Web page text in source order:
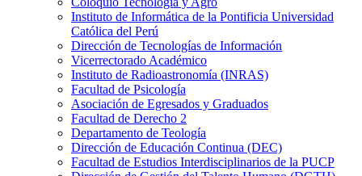
Instituto de Informática de la Pontificia Universidad
Católica del Perú
Dirección de Tecnologías de Información
Vicerrectorado Académico
Instituto de Radioastronomía (INRAS)
Facultad de Psicología
Asociación de Egresados y Graduados
Facultad de Derecho 2
Departamento de Teología
Dirección de Educación Continua (DEC)
Facultad de Estudios Interdisciplinarios de la PUCP